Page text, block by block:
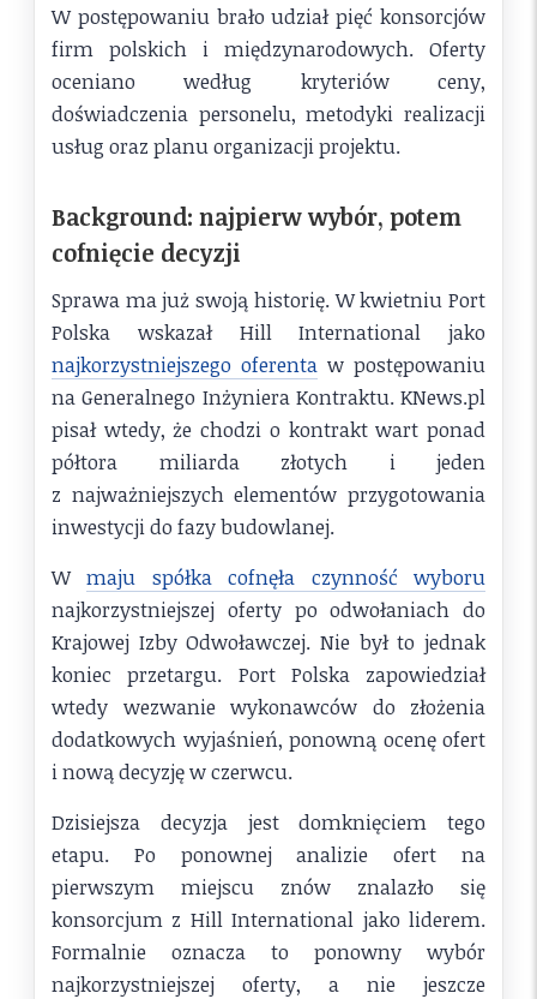
W postępowaniu brało udział pięć konsorcjów
firm polskich i międzynarodowych. Oferty
oceniano według kryteriów ceny,
doświadczenia personelu, metodyki realizacji
usług oraz planu organizacji projektu.
Background: najpierw wybór, potem
cofnięcie decyzji
Sprawa ma już swoją historię. W kwietniu Port
Polska wskazał Hill International jako
najkorzystniejszego oferenta w postępowaniu
na Generalnego Inżyniera Kontraktu. KNews.pl
pisał wtedy, że chodzi o kontrakt wart ponad
półtora miliarda złotych i jeden
z najważniejszych elementów przygotowania
inwestycji do fazy budowlanej.
Wmaju spółka cofnęła czynność wyboru
najkorzystniejszej oferty po odwołaniach do
Krajowej Izby Odwoławczej. Nie był to jednak
koniec przetargu. Port Polska zapowiedział
wtedy wezwanie wykonawców do złożenia
dodatkowych wyjaśnień, ponowną ocenę ofert
i nową decyzję w czerwcu.
Dzisiejsza decyzja jest domknięciem tego
etapu. Po ponownej analizie ofert na
pierwszym miejscu znów znalazło się
konsorcjum z Hill International jako liderem.
Formalnie oznacza to ponowny wybór
najkorzystniejszej oferty, a nie jeszcze